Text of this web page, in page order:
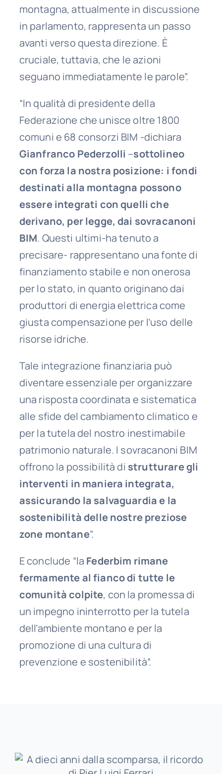
montagna, attualmente in discussione
in parlamento, rappresenta un passo
avanti verso questa direzione. È
cruciale, tuttavia, che le azioni
seguano immediatamente le parole”.
“In qualità di presidente della
Federazione che unisce oltre 1800
comuni e 68 consorzi BIM -dichiara
Gianfranco Pederzolli –sottolineo
con forza la nostra posizione: i fondi
destinati alla montagna possono
essere integrati con quelli che
derivano, per legge, dai sovracanoni
BIM. Questi ultimi-ha tenuto a
precisare- rappresentano una fonte di
finanziamento stabile e non onerosa
per lo stato, in quanto originano dai
produttori di energia elettrica come
giusta compensazione per l’uso delle
risorse idriche.
Tale integrazione finanziaria può
diventare essenziale per organizzare
una risposta coordinata e sistematica
alle sfide del cambiamento climatico e
per la tutela del nostro inestimabile
patrimonio naturale. I sovracanoni BIM
offrono la possibilità di strutturare gli
interventi in maniera integrata,
assicurando la salvaguardia e la
sostenibilità delle nostre preziose
zone montane”.
E conclude “la Federbim rimane
fermamente al fianco di tutte le
comunità colpite, con la promessa di
un impegno ininterrotto per la tutela
dell’ambiente montano e per la
promozione di una cultura di
prevenzione e sostenibilità”.